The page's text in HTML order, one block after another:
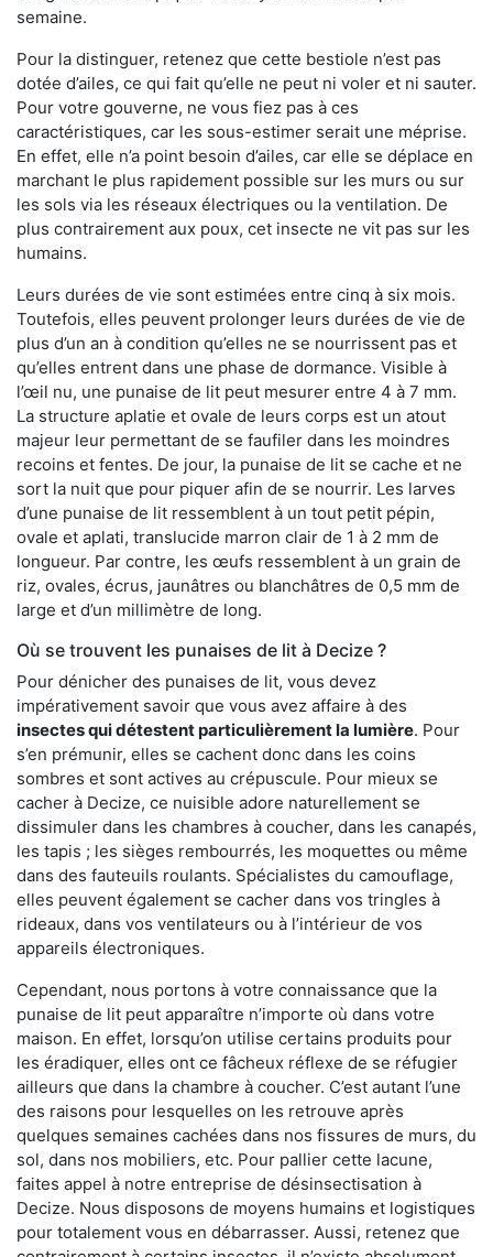
semaine.
Pour la distinguer, retenez que cette bestiole n’est pas
dotée d’ailes, ce qui fait qu’elle ne peut ni voler et ni sauter.
Pour votre gouverne, ne vous fiez pas à ces
caractéristiques, car les sous-estimer serait une méprise.
En effet, elle n’a point besoin d’ailes, car elle se déplace en
marchant le plus rapidement possible sur les murs ou sur
les sols via les réseaux électriques ou la ventilation. De
plus contrairement aux poux, cet insecte ne vit pas sur les
humains.
Leurs durées de vie sont estimées entre cinq à six mois.
Toutefois, elles peuvent prolonger leurs durées de vie de
plus d’un an à condition qu’elles ne se nourrissent pas et
qu’elles entrent dans une phase de dormance. Visible à
l’œil nu, une punaise de lit peut mesurer entre 4 à 7 mm.
La structure aplatie et ovale de leurs corps est un atout
majeur leur permettant de se faufiler dans les moindres
recoins et fentes. De jour, la punaise de lit se cache et ne
sort la nuit que pour piquer afin de se nourrir. Les larves
d’une punaise de lit ressemblent à un tout petit pépin,
ovale et aplati, translucide marron clair de 1 à 2 mm de
longueur. Par contre, les œufs ressemblent à un grain de
riz, ovales, écrus, jaunâtres ou blanchâtres de 0,5 mm de
large et d’un millimètre de long.
Où se trouvent les punaises de lit à Decize ?
Pour dénicher des punaises de lit, vous devez
impérativement savoir que vous avez affaire à des
insectes qui détestent particulièrement la lumière. Pour
s’en prémunir, elles se cachent donc dans les coins
sombres et sont actives au crépuscule. Pour mieux se
cacher à Decize, ce nuisible adore naturellement se
dissimuler dans les chambres à coucher, dans les canapés,
les tapis ; les sièges rembourrés, les moquettes ou même
dans des fauteuils roulants. Spécialistes du camouflage,
elles peuvent également se cacher dans vos tringles à
rideaux, dans vos ventilateurs ou à l’intérieur de vos
appareils électroniques.
Cependant, nous portons à votre connaissance que la
punaise de lit peut apparaître n’importe où dans votre
maison. En effet, lorsqu’on utilise certains produits pour
les éradiquer, elles ont ce fâcheux réflexe de se réfugier
ailleurs que dans la chambre à coucher. C’est autant l’une
des raisons pour lesquelles on les retrouve après
quelques semaines cachées dans nos fissures de murs, du
sol, dans nos mobiliers, etc. Pour pallier cette lacune,
faites appel à notre entreprise de désinsectisation à
Decize. Nous disposons de moyens humains et logistiques
pour totalement vous en débarrasser. Aussi, retenez que